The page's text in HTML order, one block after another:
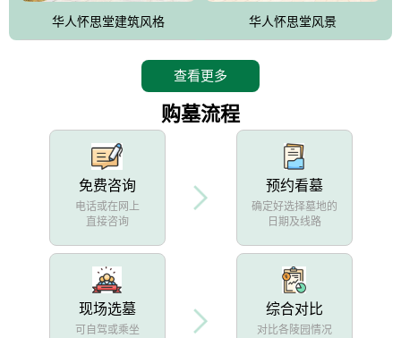
华人怀思堂建筑风格 华人怀思堂风景
查看更多
购墓流程
免费咨询
电话或在网上
直接咨询
预约看墓
确定好选择墓地的
日期及线路
现场选墓
可自驾或乘坐
综合对比
对比各陵园情况